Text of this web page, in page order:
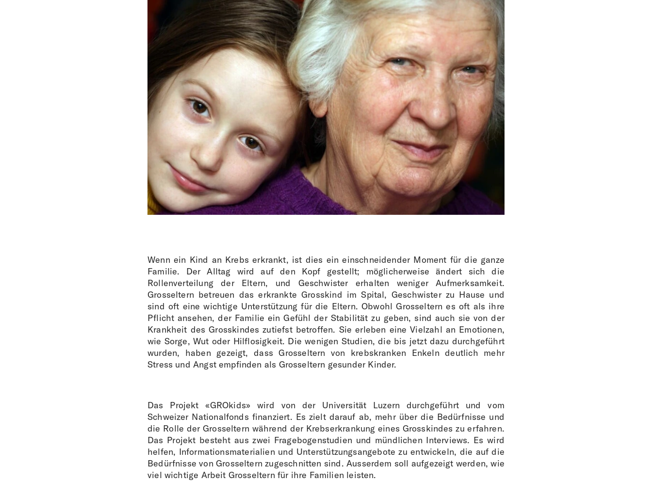
Wenn ein Kind an Krebs erkrankt, ist dies ein einschneidender Moment für die ganze
Familie. Der Alltag wird auf den Kopf gestellt; möglicherweise ändert sich die
Rollenverteilung der Eltern, und Geschwister erhalten weniger Aufmerksamkeit.
Grosseltern betreuen das erkrankte Grosskind im Spital, Geschwister zu Hause und
sind oft eine wichtige Unterstützung für die Eltern. Obwohl Grosseltern es oft als ihre
Pflicht ansehen, der Familie ein Gefühl der Stabilität zu geben, sind auch sie von der
Krankheit des Grosskindes zutiefst betroffen. Sie erleben eine Vielzahl an Emotionen,
wie Sorge, Wut oder Hilflosigkeit. Die wenigen Studien, die bis jetzt dazu durchgeführt
wurden, haben gezeigt, dass Grosseltern von krebskranken Enkeln deutlich mehr
Stress und Angst empfinden als Grosseltern gesunder Kinder.
Das Projekt «GROkids» wird von der Universität Luzern durchgeführt und vom
Schweizer Nationalfonds finanziert. Es zielt darauf ab, mehr über die Bedürfnisse und
die Rolle der Grosseltern während der Krebserkrankung eines Grosskindes zu erfahren.
Das Projekt besteht aus zwei Fragebogenstudien und mündlichen Interviews. Es wird
helfen, Informationsmaterialien und Unterstützungsangebote zu entwickeln, die auf die
Bedürfnisse von Grosseltern zugeschnitten sind. Ausserdem soll aufgezeigt werden, wie
viel wichtige Arbeit Grosseltern für ihre Familien leisten.